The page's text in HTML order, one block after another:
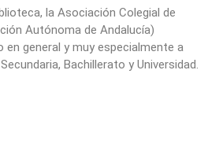
la Asociación Colegial de
Autónoma de Andalucía)
en general y muy especialmente a
Bachillerato y Universidad.